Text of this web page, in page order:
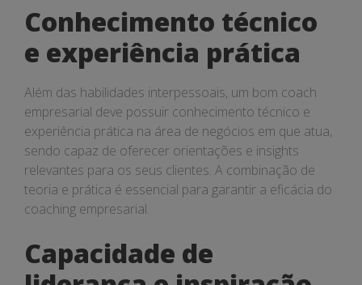
Conhecimento técnico
e experiência prática
Além das habilidades interpessoais, um bom coach
empresarial deve possuir conhecimento técnico e
experiência prática na área de negócios em que atua,
sendo capaz de oferecer orientações e insights
relevantes para os seus clientes. A combinação de
teoria e prática é essencial para garantir a eficácia do
coaching empresarial.
Capacidade de